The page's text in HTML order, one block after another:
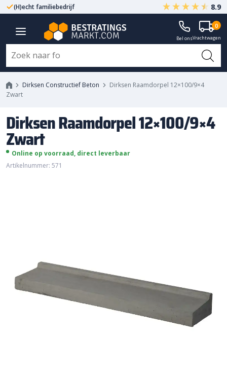
(H)echt familiebedrijf Gegarandeerd A-kwaliteit
8.9
Bel onsVrachtwagen
0
Dirksen Constructief Beton
Dirksen Raamdorpel 12×100/9×4
Zwart
Dirksen Raamdorpel 12×100/9×4
Zwart
Online op voorraad, direct leverbaar
Artikelnummer: 571
Dirksen Raamdorpel 12x100/9x4
Zwart